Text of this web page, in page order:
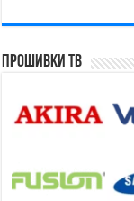
Прошивки ТВ